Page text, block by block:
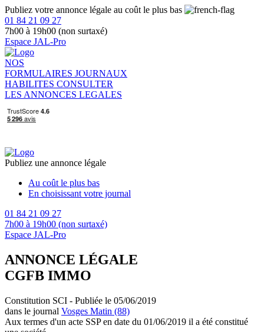
Publiez votre annonce légale au coût le plus bas
01 84 21 09 27
7h00 à 19h00 (non surtaxé)
Espace JAL-Pro
NOS
FORMULAIRES JOURNAUX
HABILITES CONSULTER
LES ANNONCES LEGALES
Publiez une annonce légale
Au coût le plus bas
En choisissant votre journal
01 84 21 09 27
7h00 à 19h00 (non surtaxé)
Espace JAL-Pro
ANNONCE LÉGALE
CGFB IMMO
Constitution SCI - Publiée le 05/06/2019
dans le journal Vosges Matin (88)
Aux termes d'un acte SSP en date du 01/06/2019 il a été constitué